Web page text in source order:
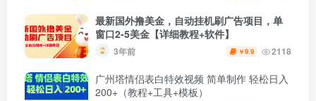
最新国外撸美金，自动挂机刷广告项目，单
窗口2-5美金【详细教程+软件】
3年前 ￥9.9 2118
广州塔情侣表白特效视频 简单制作 轻松日入
200+（教程+工具+模板）